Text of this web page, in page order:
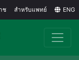
ช สำหรับแพทย์ ENG